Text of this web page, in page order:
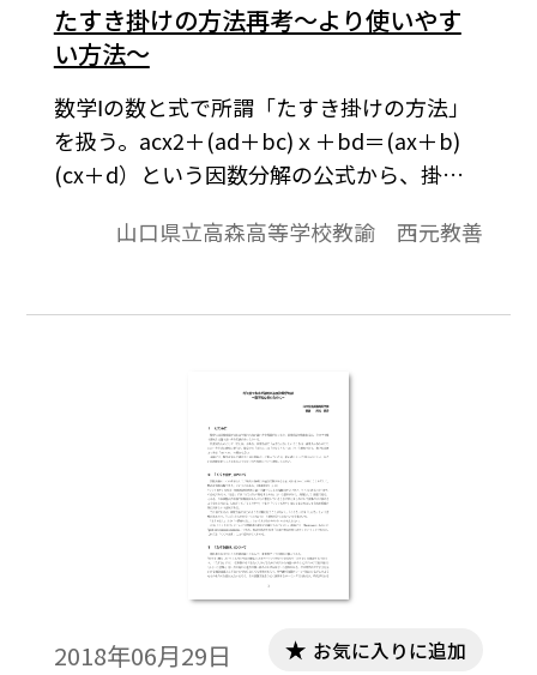
たすき掛けの方法再考～より使いやす
い方法～
数学Ⅰの数と式で所謂「たすき掛けの方法」
を扱う。acx2＋(ad＋bc)ｘ＋bd＝(ax＋b)
(cx＋d）という因数分解の公式から、掛け
なる２数b, dがbd＋ac＝ｘの係数となれば
分解できる。理屈の上ではそのようにな
を「たすき掛け」という方法で求める。従
来のたすき掛けの方法を、生徒にとってよ
り使い勝手がよいように改良することを試
みてみた。※文中の数式は，「Tosho数式エ
ディタ」で作成されています。ワード文書で
数式を正しく表示するためには，「Tosho数
式エディタ」が導入されていることが必要
です。無償ダウンロードはこちら→無償ダウ
ンロードのご案内
山口県立高森高等学校教諭 西元教善
2018年06月29日 お気に入りに追加